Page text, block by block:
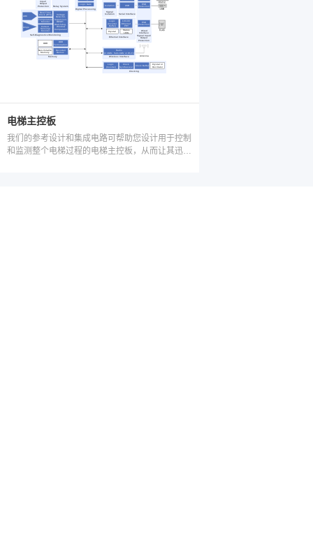
电梯主控板
我们的参考设计和集成电路可帮助您设计用于控制
和监测整个电梯过程的电梯主控板，从而让其迅速